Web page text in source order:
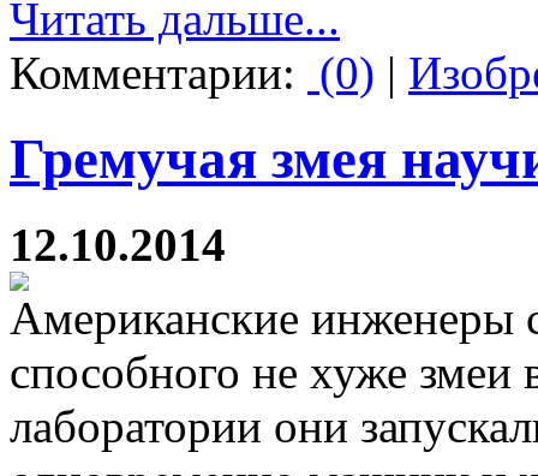
Читать дальше...
Комментарии: (0) |
Гремучая змея
12.10.2014
Американские инженеры
способного не хуже змеи
лаборатории они